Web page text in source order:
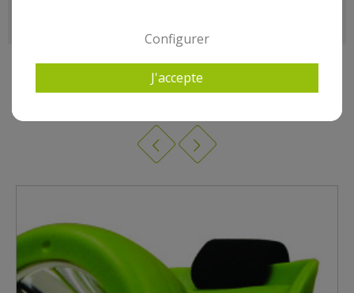
9 AUTRES PRODUITS DANS BALADEUSE, TORCHE,
NÉONS
Configurer
J'accepte